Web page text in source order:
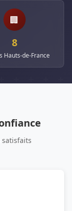
🏢
8
Hauts-de-France
satisfaits